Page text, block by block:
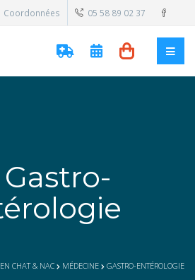
Coordonnées 05 58 89 02 37
Gastro-
CHAT & NAC MÉDECINE GASTRO-ENTÉROLOGIE